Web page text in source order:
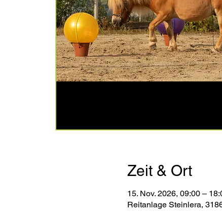
Zeit & Ort
15. Nov. 2026, 09:00 –
Reitanlage Steinlera,